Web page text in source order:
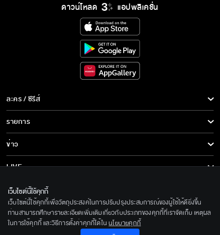
ดาวน์โหลด แอปพลิเคชั่น
ละคร / ซีรีส์
ละคร/ซีรีส์
ซีรีส์นานาชาติ
การ์ตูน & เกม
รายการ
รายการทั้งหมด
ข่าว
ข่าวทั้งหมด
ข่าวประชาสัมพันธ์
LIVE
เกี่ยวกับเรา
BEC World
รู้จักเรา
ติดตามเราได้ที่
เว็บไซต์นี้ใช้คุกกี้
เว็บไซต์นี้ใช้คุกกี้เพื่อวัตถุประสงค์ในการปรับปรุงประสบการณ์ของผู้ใช้ให้ดียิ่งขึ้น
ท่านสามารถศึกษารายละเอียดเพิ่มเติมเกี่ยวกับประเภทของคุกกี้ที่เราจัดเก็บ เหตุผล
ในการใช้คุกกี้ และวิธีการตั้งค่าคุกกี้ได้ใน นโยบายคุกกี้